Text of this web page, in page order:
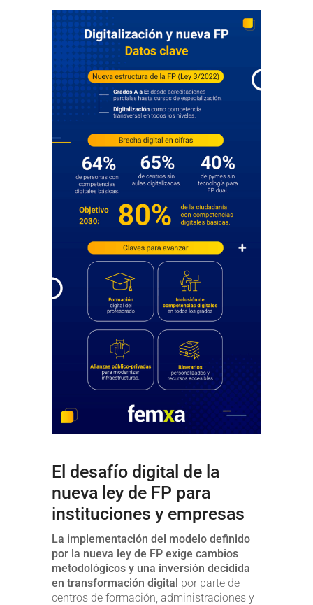
El desafío digital de la
nueva ley de FP para
instituciones y empresas
La implementación del modelo definido
por la nueva ley de FP exige cambios
metodológicos y una inversión decidida
en transformación digital por parte de
centros de formación, administraciones y